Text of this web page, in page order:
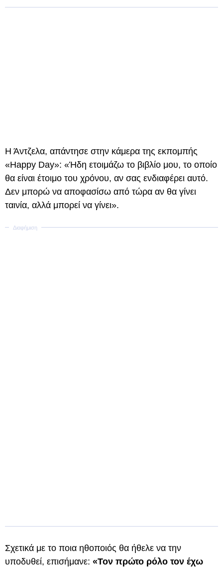
Η Άντζελα, απάντησε στην κάμερα της εκπομπής
«Happy Day»: «Ήδη ετοιμάζω το βιβλίο μου, το οποίο
θα είναι έτοιμο του χρόνου, αν σας ενδιαφέρει αυτό.
Δεν μπορώ να αποφασίσω από τώρα αν θα γίνει
ταινία, αλλά μπορεί να γίνει».
Σχετικά με το ποια ηθοποιός θα ήθελε να την
υποδυθεί, επισήμανε: «Τον πρώτο ρόλο τον έχω